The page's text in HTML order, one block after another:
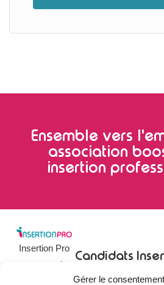
Gérer le
Ensemble vers
association
insertion
Insertion Pro
est une action
Candidats